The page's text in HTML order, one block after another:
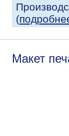
(
Макет